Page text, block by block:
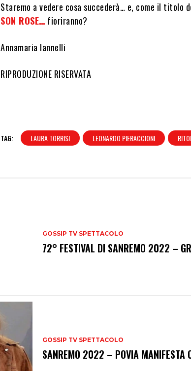
Staremo a vedere cosa succederà… e, come il titolo
SON ROSE… fioriranno?
Annamaria Iannelli
RIPRODUZIONE RISERVATA
TAG: LAURA TORRISI LEONARDO PIERACCIONI
GOSSIP TV SPETTACOLO
72° FESTIVAL DI SANREMO 2022 –
GOSSIP TV SPETTACOLO
SANREMO 2022 – POVIA MANIFESTA